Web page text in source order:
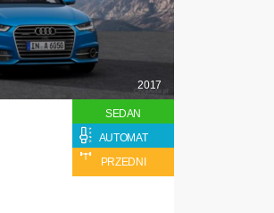
2017
SEDAN
AUTOMAT
PRZEDNI